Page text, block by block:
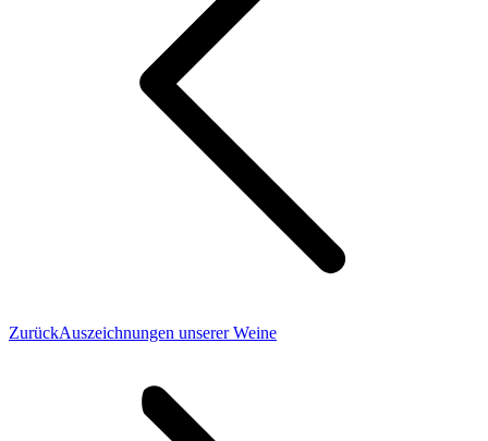
ZurückVorheriger
Auszeichnungen unserer Weine